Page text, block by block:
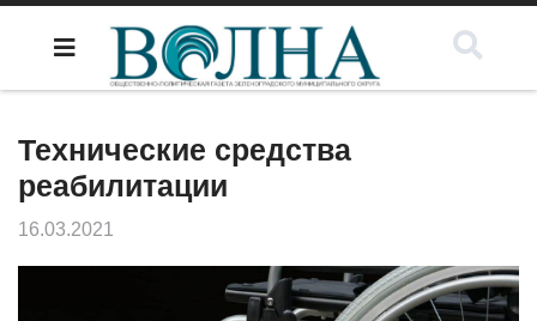
Технические средства
реабилитации
16.03.2021